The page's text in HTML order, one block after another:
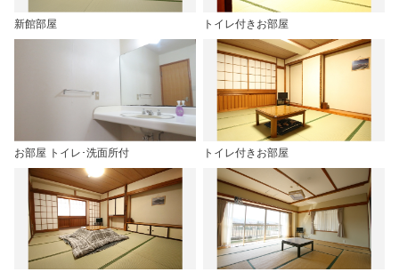
新館部屋 トイレ付きお部屋
お部屋 トイレ･洗面所付 トイレ付きお部屋